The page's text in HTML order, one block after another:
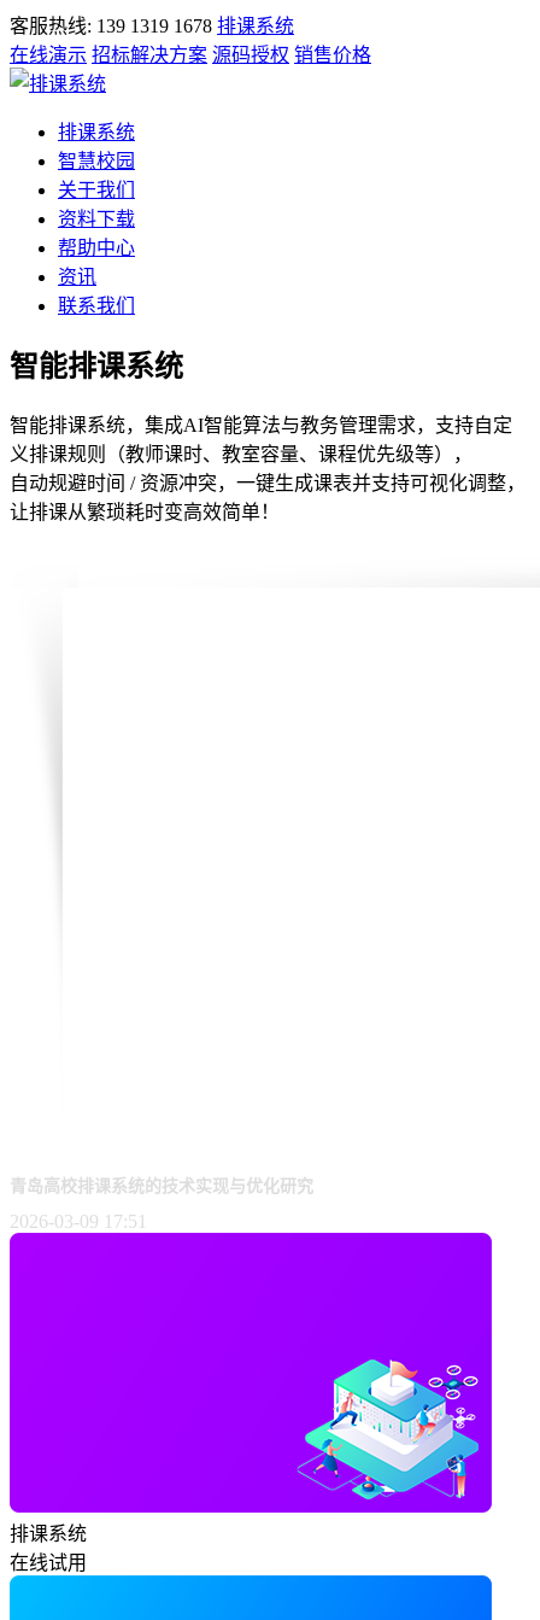
客服热线: 139 1319 1678 排课系统
在线演示 招标解决方案 源码授权 销售价格
排课系统
智慧校园
关于我们
资料下载
帮助中心
资讯
联系我们
智能排课系统
智能排课系统，集成AI智能算法与教务管理需求，支持自定
义排课规则（教师课时、教室容量、课程优先级等），
自动规避时间 / 资源冲突，一键生成课表并支持可视化调整，
让排课从繁琐耗时变高效简单！
青岛高校排课系统的技术实现与优化研究
2026-03-09 17:51
排课系统
在线试用